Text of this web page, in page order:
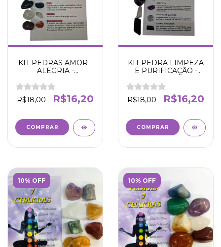
KIT PEDRAS AMOR -
ALEGRIA -
PROTEÇÃO -
AMPLIFICAÇÃO -
ATERRAMENTO -
R$18,00 R$16,20
KIT PEDRA LIMPEZA
E PURIFICAÇÃO -
EMOCIONAL E
MENTAL
R$18,00 R$16,20
10% OFF 10% OFF